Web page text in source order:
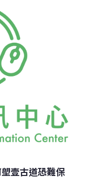
萬年生態廊道的完整
自製海報、標語表達
持聯繫。 2. 聲援的朋
利進行。 3. 歡迎媒體
明與資料。 4. 為停建
sign.php?
壹古道恐難保